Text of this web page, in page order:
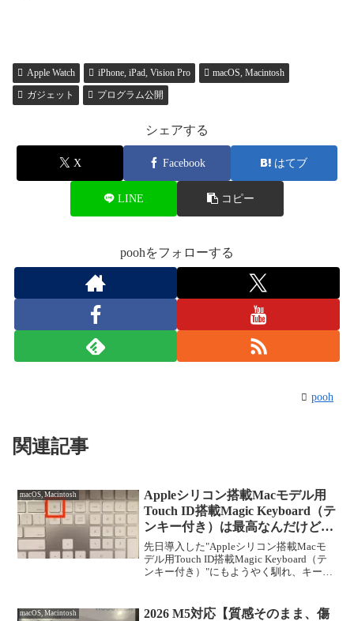
Apple Watch iPhone, iPad, Vision Pro
macOS, Macintosh
ガジェット
プログラム公開
シェアする
X Facebook はてブ
LINE コピー
poohをフォローする
pooh
関連記事
macOS, Macintosh
Appleシリコン搭載Macモデル用
Touch ID搭載Magic Keyboard（テ
ンキー付き）は最高なんだけど…
先日導入した"Appleシリコン搭載Macモ
デル用Touch ID搭載Magic Keyboard（テ
ンキー付き）"にもようやく馴れ、キーボ
は快適そのもの。なぜ、早く純...
macOS, Macintosh
2026 M5対応【質感そのまま、傷